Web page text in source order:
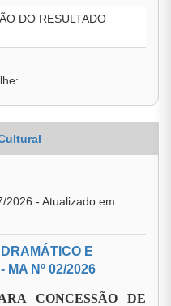
DO RESULTADO
2026 - Atualizado em:
E
MA Nº 02/2026
CONCESSÃO DE